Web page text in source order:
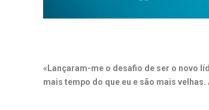
«Lançaram-me o desafio de ser o novo
mais tempo do que eu e são mais